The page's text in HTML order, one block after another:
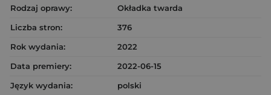
Rodzaj oprawy:
Okładka twarda
Liczba stron:
376
Rok wydania:
2022
Data premiery:
2022-06-15
Język wydania:
polski